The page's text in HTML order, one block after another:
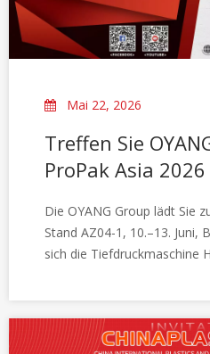
Mai 22, 2026
Treffen Sie
ProPak Asia
Die OYANG Group lädt Sie
Stand AZ04-1, 10.–13. Juni,
sich die Tiefdruckmaschine